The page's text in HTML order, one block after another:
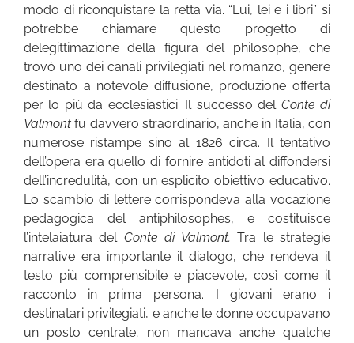
modo di riconquistare la retta via. “Lui, lei e i libri” si
potrebbe chiamare questo progetto di
delegittimazione della figura del philosophe, che
trovò uno dei canali privilegiati nel romanzo, genere
destinato a notevole diffusione, produzione offerta
per lo più da ecclesiastici. Il successo del Conte di
Valmont fu davvero straordinario, anche in Italia, con
numerose ristampe sino al 1826 circa. Il tentativo
dell’opera era quello di fornire antidoti al diffondersi
dell’incredulità, con un esplicito obiettivo educativo.
Lo scambio di lettere corrispondeva alla vocazione
pedagogica del antiphilosophes, e costituisce
l’intelaiatura del Conte di Valmont. Tra le strategie
narrative era importante il dialogo, che rendeva il
testo più comprensibile e piacevole, così come il
racconto in prima persona. I giovani erano i
destinatari privilegiati, e anche le donne occupavano
un posto centrale; non mancava anche qualche